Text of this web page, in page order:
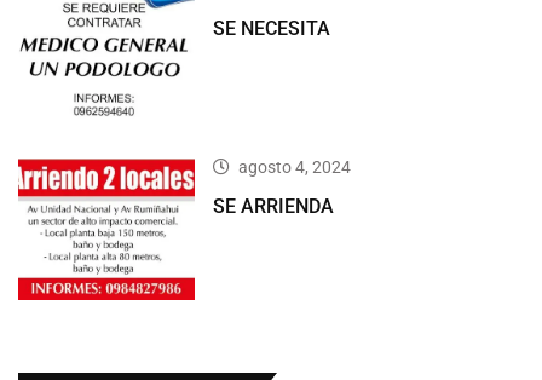
SE NECESITA
agosto 4, 2024
SE ARRIENDA